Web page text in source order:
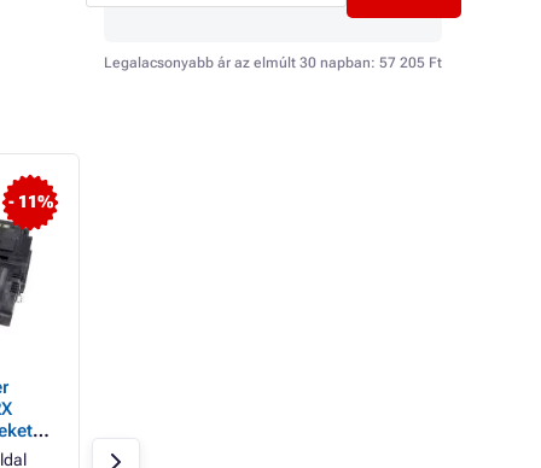
Legalacsonyabb ár az elmúlt 30 napban: 57 205 Ft
- 11%
)